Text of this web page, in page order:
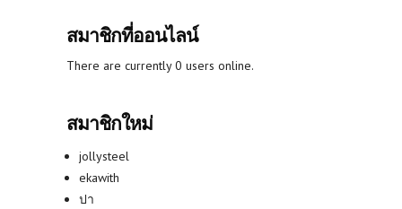
สมาชิกที่ออนไลน์
There are currently 0 users online.
สมาชิกใหม่
jollysteel
ekawith
ปา